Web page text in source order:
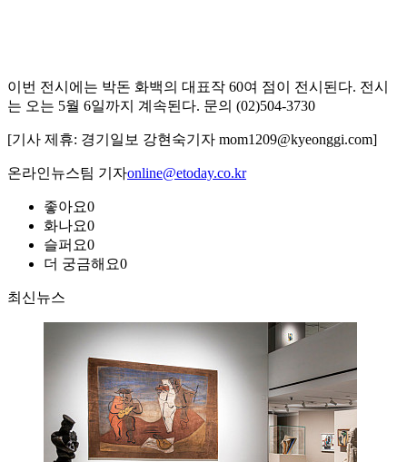
이번 전시에는 박돈 화백의 대표작 60여 점이 전시된다. 전시
는 오는 5월 6일까지 계속된다. 문의 (02)504-3730
[기사 제휴: 경기일보 강현숙기자 mom1209@kyeonggi.com]
온라인뉴스팀 기자online@etoday.co.kr
좋아요0
화나요0
슬퍼요0
더 궁금해요0
최신뉴스